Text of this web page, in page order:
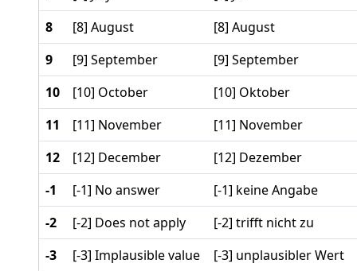
8
[8] August
[8] August
9
[9] September
[9] September
10
[10] October
[10] Oktober
11
[11] November
[11] November
12
[12] December
[12] Dezember
-1
[-1] No answer
[-1] keine Angabe
-2
[-2] Does not apply
[-2] trifft nicht zu
-3
[-3] Implausible value
[-3] unplausibler Wert